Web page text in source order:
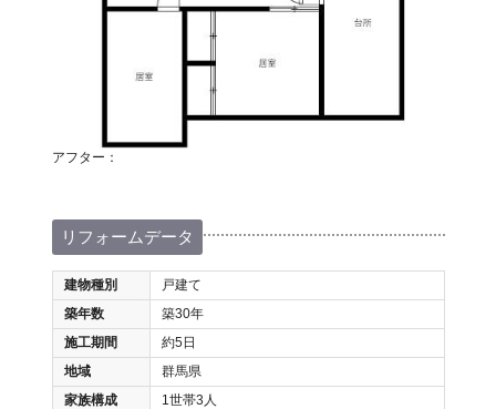
アフター：
リフォームデータ
建物種別
戸建て
築年数
築30年
施工期間
約5日
地域
群馬県
家族構成
1世帯3人